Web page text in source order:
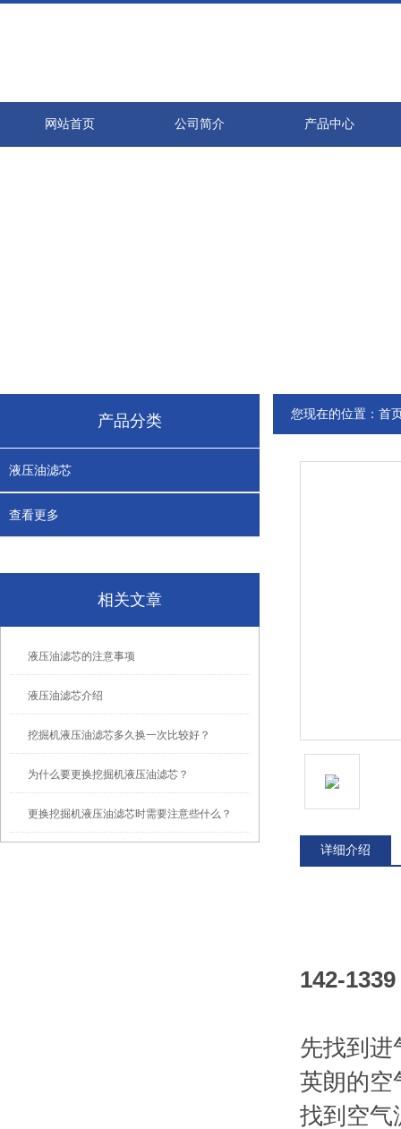
网站首页 公司简介 产品中心
产品分类
液压油滤芯
查看更多
相关文章
液压油滤芯的注意事项
液压油滤芯介绍
挖掘机液压油滤芯多久换一次比较好？
为什么要更换挖掘机液压油滤芯？
更换挖掘机液压油滤芯时需要注意些什么？
您现在的位置： 首
详细介绍
142-
先找到进
英朗的空
找到空气